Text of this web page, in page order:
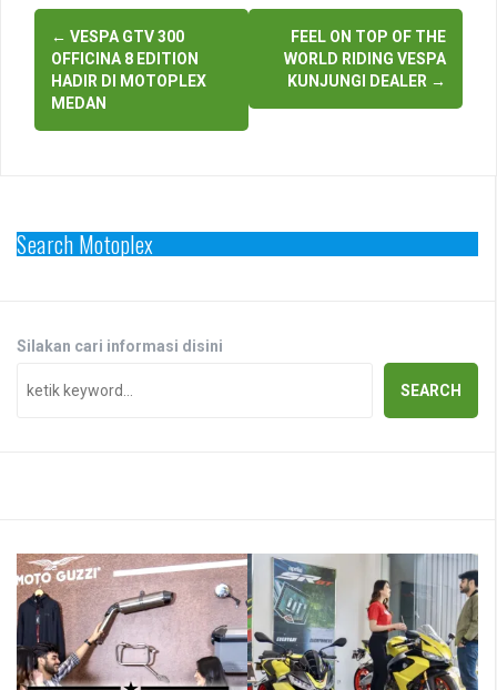
Post
navigation
← VESPA GTV 300
OFFICINA 8 EDITION
HADIR DI MOTOPLEX
MEDAN
FEEL ON TOP OF THE
WORLD RIDING VESPA
KUNJUNGI DEALER →
Search Motoplex
Silakan cari informasi disini
SEARCH